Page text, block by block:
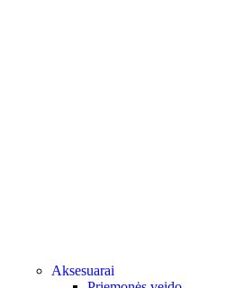
Aksesuarai